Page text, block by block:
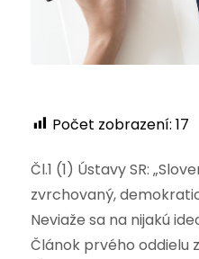
Počet zobrazení: 17
Čl.1 (1) Ústavy SR:
zvrchovaný,
Neviaže sa na nijakú
Článok prvého oddielu